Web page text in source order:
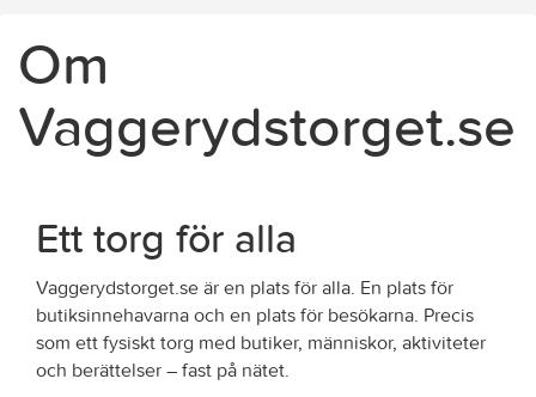
Om
Vaggerydstorget.se
Ett torg för alla
Vaggerydstorget.se är en plats för alla. En plats för
butiksinnehavarna och en plats för besökarna. Precis
som ett fysiskt torg med butiker, människor, aktiviteter
och berättelser – fast på nätet.